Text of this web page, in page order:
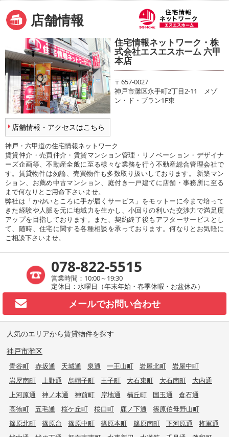
店舗情報
店舗情報・アクセスはこちら
住宅情報ネットワーク・株
式会社エスエスホーム 六甲
本店
〒657-0027
神戸市灘区永手町2丁目2-11 メゾ
ン・ド・ブラン1F東
神戸・六甲道の住宅情報ネットワーク
賃貸仲介・売買仲介・賃貸マンション管理・リノベーション・デザイナ
ーズ企画等、不動産全般に至る様々な業務を行う不動産総合管理会社で
す。賃貸物件は勿論、売買物件も多数取り扱いしております。 新築マン
ション、お薦め中古マンション、庭付き一戸建てに店舗・事務所に至る
まで何なりとご用命下さいませ。
弊社は「かゆいところに手が届くサービス」をモットーに今まで培って
きた経験や人脈を元に地域力を生かし、小回りの利いた交渉力で満足度
アップを目指しております。また、契約終了後もアフターサービスとし
て、随時、住宅に関する各種相談を承っております。何なりとお気軽に
ご相談下さいませ。
078-822-5515
営業時間：10:00～19:30
定休日：水曜日（年末年始・春季休暇・お盆休み）
メールでお問い合わせ
人気のエリアから賃貸物件を探す
神戸市灘区
青谷町 赤坂通 天城通 泉通 一王山町 岩屋北町
岩屋中町
岩屋南町
上野通 烏帽子町 王子町 大石東町 大石南町
大内通
上河原通
神ノ木通 神前町 岸地通 楠丘町 国玉通
倉石通
高徳町
五毛通 桜ケ丘町 桜口町 鹿ノ下通
篠原伯母野山町
篠原北町
篠原台 篠原中町 篠原本町 篠原南町 下河原通
将軍通